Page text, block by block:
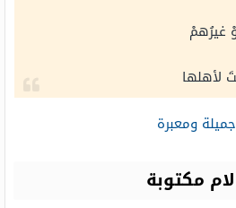
غيرُهمْ
لأهلها
ومعبرة
مكتوبة